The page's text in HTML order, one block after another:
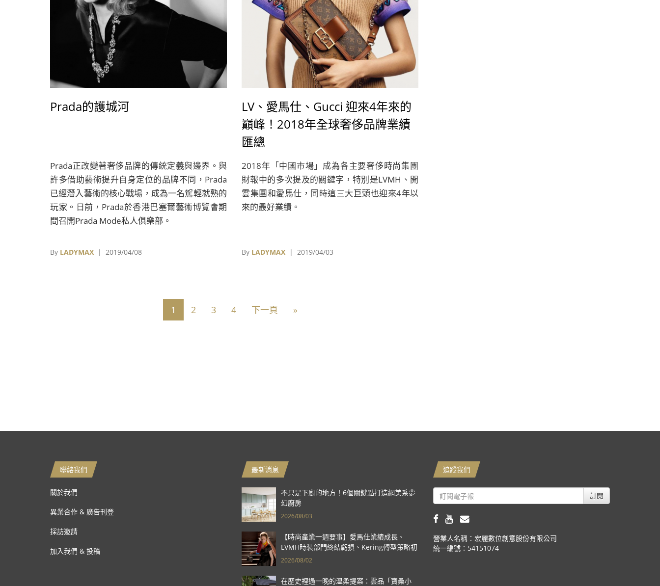
Prada的護城河
Prada正改變著奢侈品牌的傳統定義與邊界。與
許多借助藝術提升自身定位的品牌不同，Prada
已經潛入藝術的核心戰場，成為一名駕輕就熟的
玩家。日前，Prada於香港巴塞爾藝術博覽會期
間召開Prada Mode私人俱樂部。
By LADYMAX | 2019/04/08
LV、愛馬仕、Gucci 迎來4年來的
巔峰！2018年全球奢侈品牌業績
匯總
2018年「中國市場」成為各主要奢侈時尚集團
財報中的多次提及的關鍵字，特別是LVMH、開
雲集團和愛馬仕，同時這三大巨頭也迎來4年以
來的最好業績。
By LADYMAX | 2019/04/03
1 2 3 4 下一頁 »
聯絡我們
關於我們
異業合作 & 廣告刊登
採訪邀請
加入我們 & 投稿
最新消息
不只是下廚的地方！6個關鍵點打造網美系夢
幻廚房
2026/08/03
【時尚產業一週要事】愛馬仕業績成長、
LVMH時裝部門終結虧損、Kering轉型策略初
現成效、Prada集團財報亮眼
2026/08/02
在歷史裡過一晚的溫柔提案：雲品「寶桑小
追蹤我們
訂閱
營業人名稱：宏麗數位創意股份有限公司
統一編號：54151074